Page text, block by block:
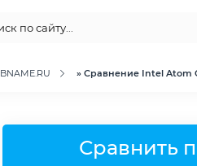
BNAME.RU » Сравнение Intel Atom
Сравнить